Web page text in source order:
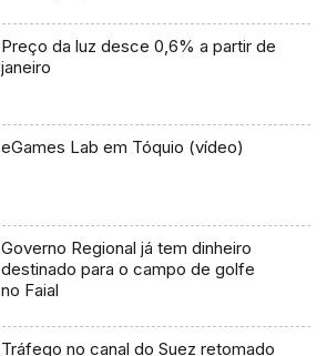
Preço da luz desce 0,6% a partir de
janeiro
eGames Lab em Tóquio (vídeo)
Governo Regional já tem dinheiro
destinado para o campo de golfe
no Faial
Tráfego no canal do Suez retomado